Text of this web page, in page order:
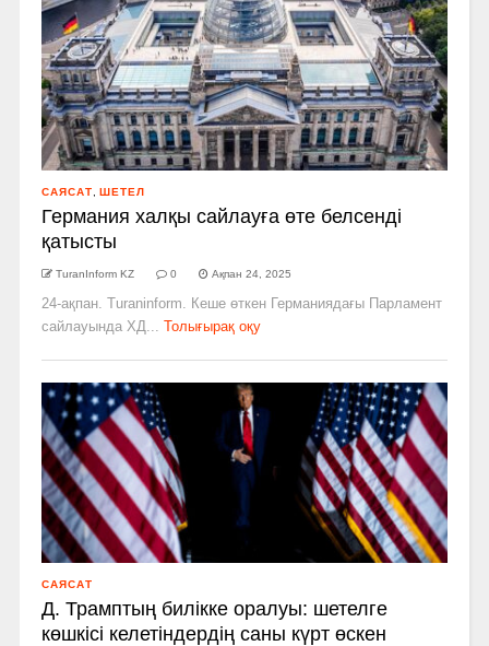
САЯСАТ ШЕТЕЛ
Германия халқы сайлауға өте белсенді
қатысты
TuranInform KZ 0 Ақпан 24, 2025
24-ақпан. Turaninform. Кеше өткен Германиядағы Парламент
сайлауында ХД...
Толығырақ оқу
САЯСАТ
Д. Трамптың билікке оралуы: шетелге
көшкісі келетіндердің саны күрт өскен